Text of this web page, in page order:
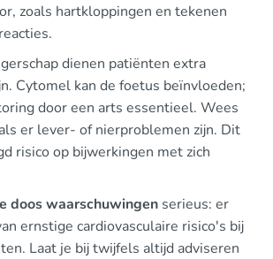
zoals hartkloppingen en tekenen
dienen patiënten extra
Cytomel kan de foetus beïnvloeden;
door een arts essentieel. Wees
er lever- of nierproblemen zijn. Dit
risico op bijwerkingen met zich
doos waarschuwingen serieus: er
ernstige cardiovasculaire risico's bij
Laat je bij twijfels altijd adviseren